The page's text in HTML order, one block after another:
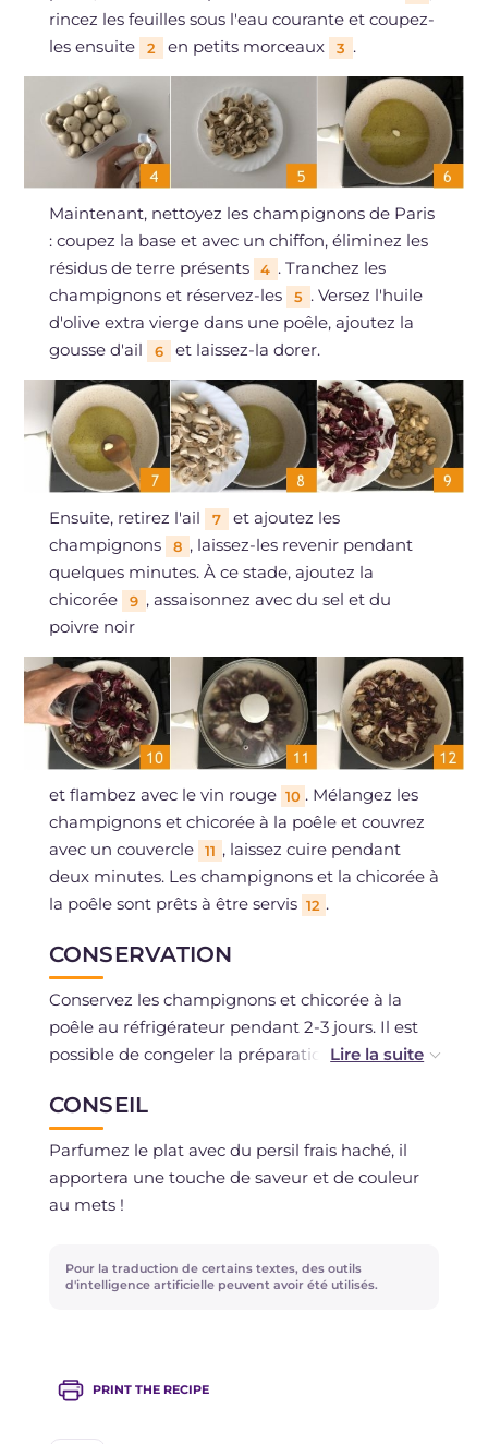
rincez les feuilles sous l'eau courante et coupez-
les ensuite
2 en petits morceaux 3 .
Maintenant, nettoyez les champignons de Paris
: coupez la base et avec un chiffon, éliminez les
résidus de terre présents
4 . Tranchez les
champignons et réservez-les
5 . Versez l'huile
d'olive extra vierge dans une poêle, ajoutez la
gousse d'ail
6 et laissez-la dorer.
Ensuite, retirez l'ail 7
et ajoutez les
champignons
8 , laissez-les revenir pendant
quelques minutes. À ce stade, ajoutez la
chicorée
9 , assaisonnez avec du sel et du
poivre noir
et flambez avec le vin rouge 10 . Mélangez les
champignons et chicorée à la poêle et couvrez
avec un couvercle
11 , laissez cuire pendant
deux minutes. Les champignons et la chicorée à
la poêle sont prêts à être servis 12 .
CONSERVATION
Conservez les champignons et chicorée à la
poêle au réfrigérateur pendant 2-3 jours. Il est
possible de congeler la préparation après la
CONSEIL
Parfumez le plat avec du persil frais haché, il
apportera une touche de saveur et de couleur
au mets !
Pour la traduction de certains textes, des outils
d'intelligence artificielle peuvent avoir été utilisés.
PRINT THE RECIPE